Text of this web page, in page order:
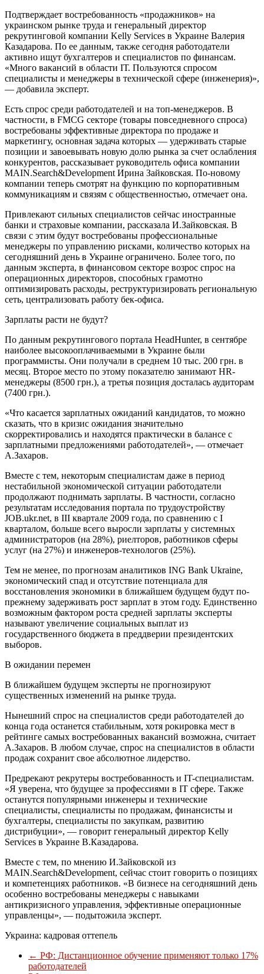
Подтверждает востребованность «продажников» на
украинском рынке труда и генеральный директор
рекрутинговой компании Kelly Services в Украине Валерия
Казадарова. По ее данным, также сегодня работодатели
активно ищут бухгалтеров и специалистов по финансам.
«Много вакансий в области IТ. Пользуются спросом
специалисты и менеджеры в технической сфере (инженерия)»,
— добавила эксперт.
Есть спрос среди работодателей и на топ-менеджеров. В
частности, в FMCG секторе (товары повседневного спроса)
востребованы эффективные директора по продаже и
маркетингу, основная задача которых — удерживать старые
позиции и завоевывать новую долю рынка за счет ослабления
конкурентов, рассказывает руководитель офиса компании
MAIN.Search&Development Ирина Зайковская. По-новому
компании теперь смотрят на функцию по корпоративным
коммуникациям и связям с общественностью, отмечает она.
Привлекают сильных специалистов сейчас иностранные
банки и страховые компании, рассказала И.Зайковская. В
связи с этим будут востребованы профессиональные
менеджеры по управлению рисками, количество которых на
сегодняшний день в Украине ограничено. Более того, по
данным эксперта, в финансовом секторе возрос спрос на
операционных директоров, способных грамотно
оптимизировать расходы, реструктуризировать региональную
сеть, централизовать работу бек-офиса.
Зарплаты расти не будут?
По данным рекрутингового портала HeadHunter, в сентябре
наиболее высокооплачиваемыми в Украине были
программисты. Они получали в среднем 10 тыс. 200 грн. в
месяц. Второе место по этому показателю занимают HR-
менеджеры (8500 грн.), а третья позиция досталась аудиторам
(7400 грн.).
«Что касается зарплатных ожиданий кандидатов, то можно
сказать, что в кризис ожидания значительно
скорректировались и находятся практически в балансе с
зарплатными предложениями работодателей», — отмечает
А.Захаров.
Вместе с тем, некоторым специалистам даже в период
нестабильной экономической ситуации работодатели
продолжают поднимать зарплаты. В частности, согласно
результатам исследования портала по трудоустройству
JOB.ukr.net, в III квартале 2009 года, по сравнению с I
кварталом, больше всего выросли зарплаты у системных
администраторов (на 28%), риелторов, работников сферы
услуг (на 27%) и инженеров-технологов (25%).
Тем не менее, по прогнозам аналитиков ING Bank Ukraine,
экономический спад и отсутствие потенциала для
восстановления экономики в ближайшем будущем будут по-
прежнему задерживать рост зарплат в этом году. Единственно
возможным фактором роста средней зарплаты эксперты
называют увеличение социальных выплат из
государственного бюджета в преддверии президентских
выборов.
В ожидании перемен
В ближайшем будущем эксперты не прогнозируют
существенных изменений на рынке труда.
Нынешний спрос на специалистов среди работодателей до
конца года останется стабильным, хотя рокировка мест в
рейтинге самых востребованных вакансий возможна, считает
А.Захаров. В любом случае, спрос на специалистов в области
продаж сохранит свое абсолютное лидерство.
Предрекают рекрутеры востребованность и IT-специалистам.
«Я уверена, что будущее за профессиями в IТ сфере. Также
останутся популярными инженеры и технические
специалисты, специалисты по продажам, финансисты и
бухгалтеры, специалисты по закупкам, развитию
дистрибуции», — говорит генеральный директор Kelly
Services в Украине В.Казадарова.
Вместе с тем, по мнению И.Зайковской из
MAIN.Search&Development, сейчас стоит говорить о позициях
и компетенциях работников. «В бизнесе на сегодняшний день
особенно востребованы менеджеры с навыками
антикризисного управления, эффективные операционные
управленцы», — подытожила эксперт.
Украина: кадровая оттепель
← РФ: Дистанционное обучение применяют только 17%
работодателей